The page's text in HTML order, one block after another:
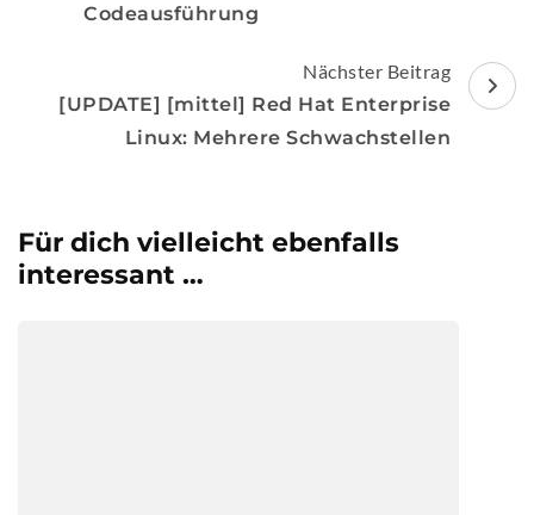
Codeausführung
Nächster Beitrag
[UPDATE] [mittel] Red Hat Enterprise
Linux: Mehrere Schwachstellen
Für dich vielleicht ebenfalls
interessant …